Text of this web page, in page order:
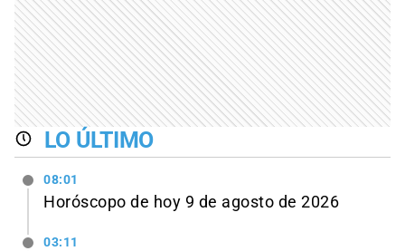
LO ÚLTIMO
08:01
Horóscopo de hoy 9 de agosto de 2026
03:11